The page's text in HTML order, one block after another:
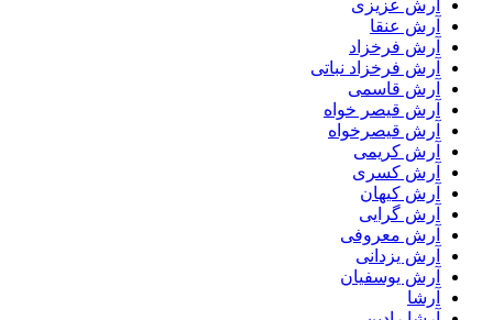
آرش عزیزی
آرش عنقا
آرش فرخزاد
آرش فرخزاد نباتی
آرش قاسمی
آرش قیصر خواه
آرش قیصرخواه
آرش کریمی
آرش کسری
آرش کیهان
آرش گرایی
آرش معروفی
آرش یزدانی
آرش یوسفیان
آرشا